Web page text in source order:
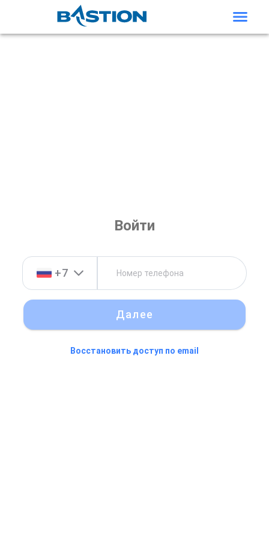
Войти
+7
Далее
Восстановить доступ по email